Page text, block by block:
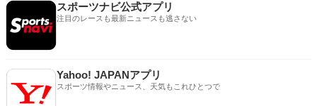
スポーツナビ公式アプリ
注目のレースも最新ニュースも逃さない
Yahoo! JAPANアプリ
スポーツ情報やニュース、天気もこれひとつで